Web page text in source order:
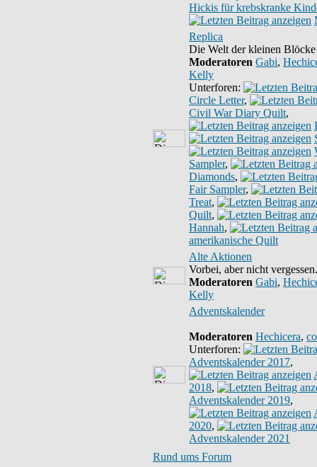
Hickis für krebskranke
Replica
Die Welt der kleinen Blöcke
Moderatoren Gabi,
Kelly
Unterforen:
Circle Letter,
Civil War Diary Quilt,
Sampler,
Diamonds,
Fair Sampler,
Treat,
Quilt,
Hannah,
amerikanische Quilt
Alte Aktionen
Vorbei, aber nicht
Moderatoren Gabi,
Kelly
Adventskalender
Moderatoren Hechicera,
Unterforen:
Adventskalender 2017,
2018,
Adventskalender 2019,
2020,
Adventskalender 2021
Rund ums Forum